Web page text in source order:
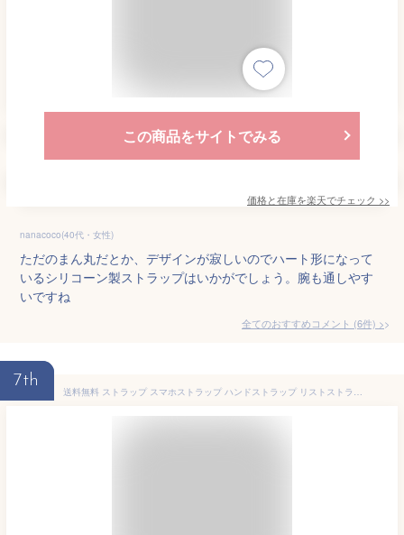
この商品をサイトでみる
価格と在庫を楽天でチェック >>
nanacoco(40代・女性)
ただのまん丸だとか、デザインが寂しいのでハート形になって
いるシリコーン製ストラップはいかがでしょう。腕も通しやす
いですね
全てのおすすめコメント (6件) >
7th
送料無料 ストラップ スマホストラップ ハンドストラップ リストストラップ 手首掛け 携帯ストラップ 落下防止 ストラップホルダー スマホアクセサリー USBストラップ 紛失防止 丸紐 シンプル ベーシック 定番 カジュアル 黒 灰 青 ピンク 紫 緑 赤 橙